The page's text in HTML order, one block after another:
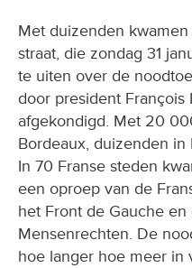
Met duizenden
straat, die zondag 31
te uiten over de
door president François
afgekondigd. Met 20
Bordeaux, duizenden in
In 70 Franse steden
een oproep van de
het Front de Gauche
Mensenrechten. De
hoe langer hoe meer in